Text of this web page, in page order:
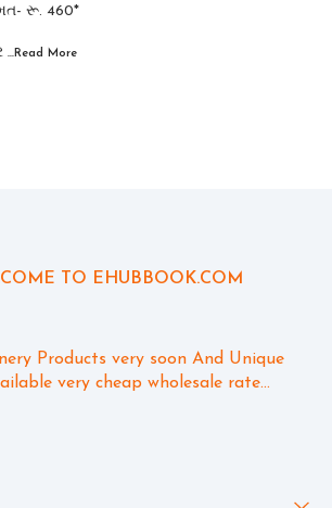
રૂ. 460*
...Read More
TO EHUBBOOK.COM
Products very soon And Unique
very cheap wholesale rate...